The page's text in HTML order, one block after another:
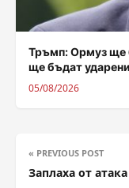
Тръмп: Ормуз ще
ще бъдат
05/08/2026
« PREVIOUS POST
Заплаха от